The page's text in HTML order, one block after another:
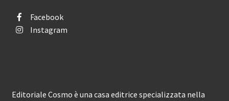
Facebook
Instagram
Editoriale Cosmo è una casa editrice specializzata nella